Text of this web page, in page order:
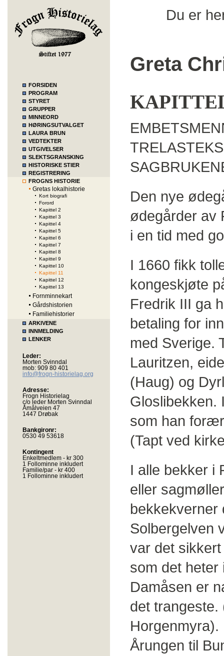
FORSIDEN
PROGRAM
STYRET
GRUPPER
MINNEORD
HØRINGSUTVALGET
LAURA BRUN
VEDTEKTER
UTGIVELSER
SLEKTSGRANSKING
HISTORISKE STIER
REGISTRERING
FROGNS HISTORIE
Gretas lokalhistorie
Kort biografi
Forord
Kapittel 2
Kapittel 3
Kapittel 4
Kapittel 5
Kapittel 6
Kapittel 7
Kapittel 8
Kapittel 9
Kapittel 10
Kapittel 11
Kapittel 12
Kapittel 13
Fornminnekart
Gårdshistorien
Familiehistorier
ARKIVENE
INNMELDING
LENKER
Leder:
Morten Svinndal
mob: 909 80 401
info@frogn-historielag.org
Adresse:
Frogn Historielag
c/o leder Morten Svinndal
Åmålveien 47
1447 Drøbak
Bankgironr:
0530 49 53618
Kontingent
Enkeltmedlem - kr 300
1 Follominne inkludert
Familie/par - kr 400
1 Follominne inkludert
Du er
Greta
Den nye
ødegårder av
i en tid med
I 1660 fikk
kongeskjøte
Fredrik III ga
betaling for
med Sverige.
Lauritzen,
(Haug) og
Gloslibekken.
som han
(Tapt ved
I alle bekker i
eller
bekkekverner
Solbergelven
var det
som det heter
Damåsen er
det trangeste.
Årungen til